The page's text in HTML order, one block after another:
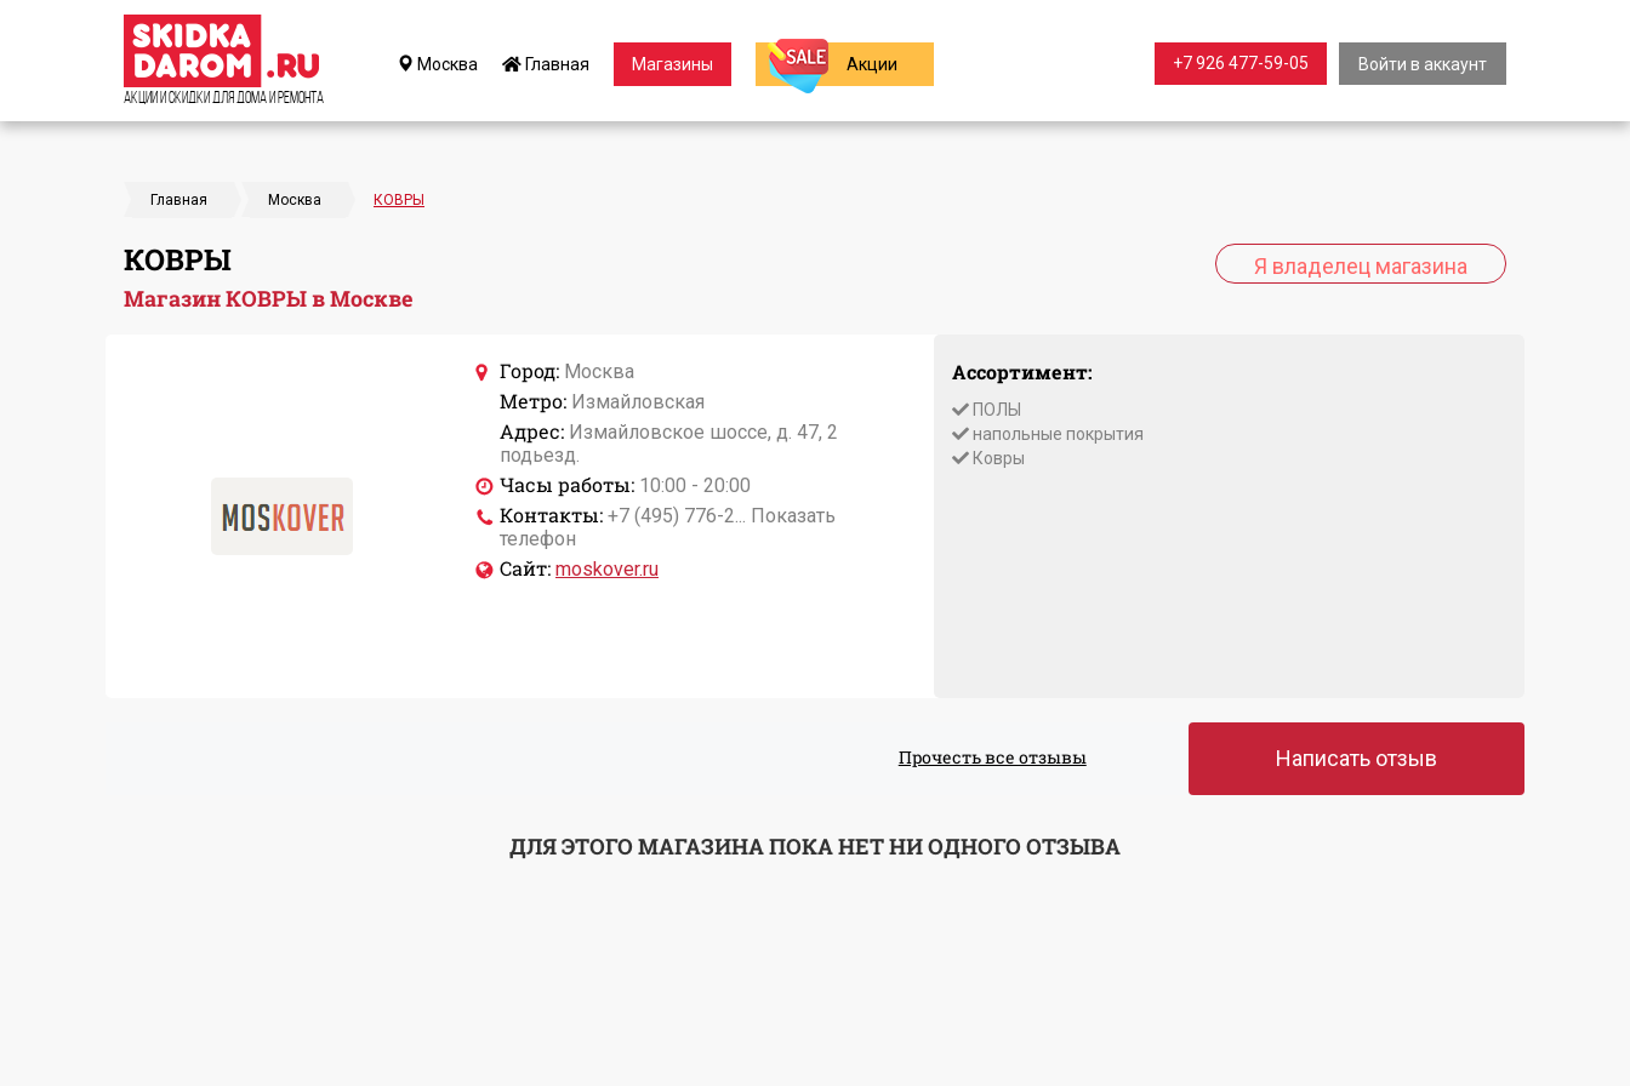
Акции и Скидки для дома и ремонта
Москва Главная Магазины Акции Войти в аккаунт
+7 926 477-59-05
Главная Москва КОВРЫ
КОВРЫ
Магазин КОВРЫ в Москве
Город: Москва
Метро: Измайловская
Адрес: Измайловское шоссе, д. 47, 2
подьезд.
Часы работы: 10:00 - 20:00
Контакты: +7 (495) 776-2... Показать
телефон
Сайт: moskover.ru
Ассортимент:
ПОЛЫ
напольные покрытия
Ковры
Прочесть все отзывы Написать отзыв
ДЛЯ ЭТОГО МАГАЗИНА ПОКА НЕТ НИ ОДНОГО ОТЗЫВА